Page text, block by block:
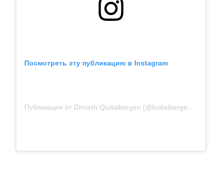
Посмотреть эту публикацию в Instagram
Публикация от Dimash Qudaibergen (@kudaibergenov.dimash)